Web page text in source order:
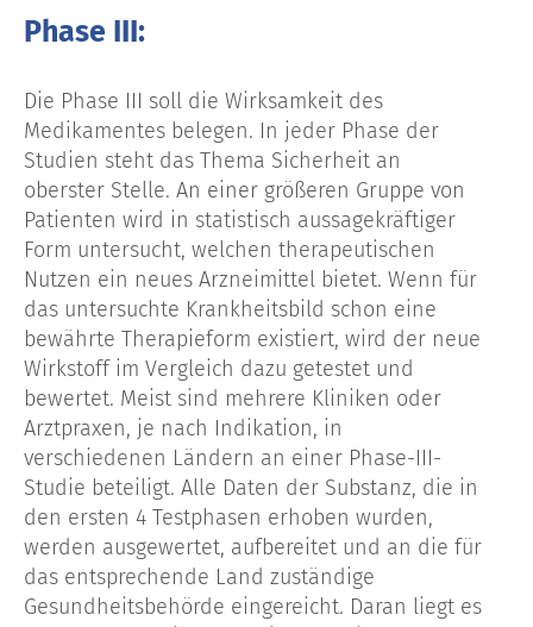
Phase III:
Die Phase III soll die Wirksamkeit des
Medikamentes belegen. In jeder Phase der
Studien steht das Thema Sicherheit an
oberster Stelle. An einer größeren Gruppe von
Patienten wird in statistisch aussagekräftiger
Form untersucht, welchen therapeutischen
Nutzen ein neues Arzneimittel bietet. Wenn für
das untersuchte Krankheitsbild schon eine
bewährte Therapieform existiert, wird der neue
Wirkstoff im Vergleich dazu getestet und
bewertet. Meist sind mehrere Kliniken oder
Arztpraxen, je nach Indikation, in
verschiedenen Ländern an einer Phase-III-
Studie beteiligt. Alle Daten der Substanz, die in
den ersten 4 Testphasen erhoben wurden,
werden ausgewertet, aufbereitet und an die für
das entsprechende Land zuständige
Gesundheitsbehörde eingereicht. Daran liegt es